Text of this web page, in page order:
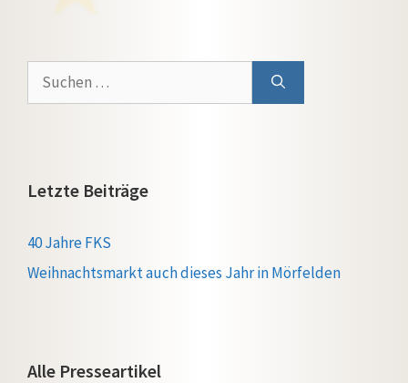
Suchen
nach:
Letzte Beiträge
40 Jahre FKS
Weihnachtsmarkt auch dieses Jahr in Mörfelden
Alle Presseartikel